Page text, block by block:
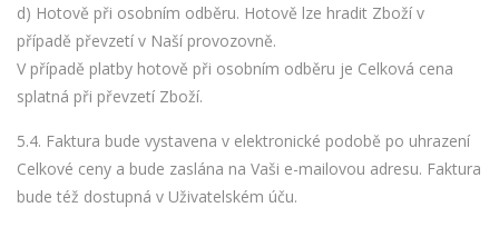
d) Hotově při osobním odběru. Hotově lze hradit Zboží v
případě převzetí v Naší provozovně.
V případě platby hotově při osobním odběru je Celková cena
splatná při převzetí Zboží.
5.4. Faktura bude vystavena v elektronické podobě po uhrazení
Celkové ceny a bude zaslána na Vaši e-mailovou adresu. Faktura
bude též dostupná v Uživatelském úču.